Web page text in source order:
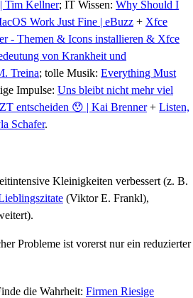
Tim Kellner; IT Wissen: Why Should I
Work Just Fine | eBuzz + Xfce
- Themen & Icons installieren & Xfce
von Krankheit und
Treina; tolle Musik: Everything Must
Impulse: Uns bleibt nicht mehr viel
entscheiden 😯 | Kai Brenner+ Listen,
Schafer.
Kleinigkeiten verbessert (z. B.
(Viktor E. Frankl),
Probleme ist vorerst nur ein reduzierter
die Wahrheit: Firmen Riesige